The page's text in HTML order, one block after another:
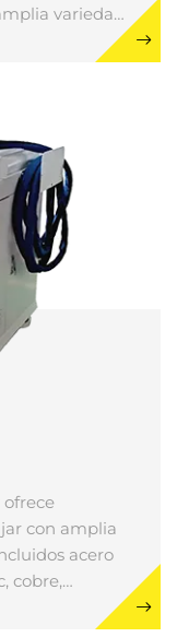
variedad
láser de
ofrece
con amplia
acero
cobre,
como oro